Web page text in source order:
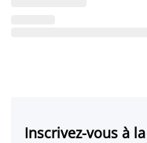
Inscrivez-vous à